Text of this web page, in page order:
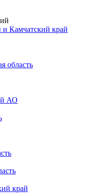
и Камчатский край
область
АО
край